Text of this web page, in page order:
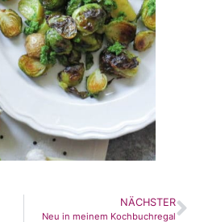
NÄCHSTER
Neu in meinem Kochbuchregal